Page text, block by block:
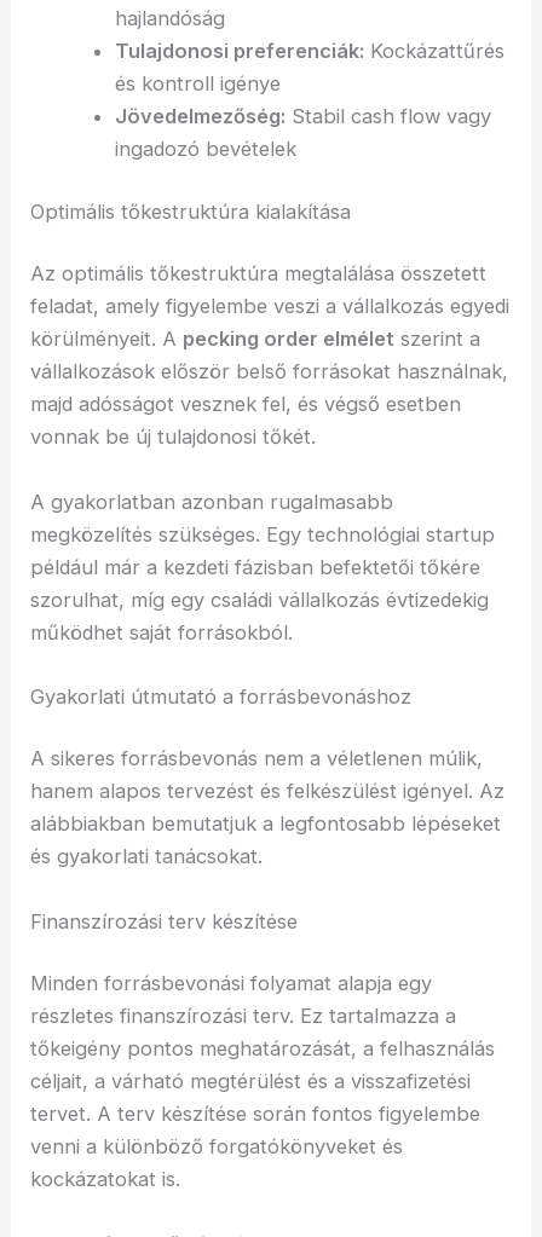
hajlandóság
Tulajdonosi preferenciák: Kockázattűrés
és kontroll igénye
Jövedelmezőség: Stabil cash flow vagy
ingadozó bevételek
Optimális tőkestruktúra kialakítása
Az optimális tőkestruktúra megtalálása összetett
feladat, amely figyelembe veszi a vállalkozás egyedi
körülményeit. A pecking order elmélet szerint a
vállalkozások először belső forrásokat használnak,
majd adósságot vesznek fel, és végső esetben
vonnak be új tulajdonosi tőkét.
A gyakorlatban azonban rugalmasabb
megközelítés szükséges. Egy technológiai startup
például már a kezdeti fázisban befektetői tőkére
szorulhat, míg egy családi vállalkozás évtizedekig
működhet saját forrásokból.
Gyakorlati útmutató a forrásbevonáshoz
A sikeres forrásbevonás nem a véletlenen múlik,
hanem alapos tervezést és felkészülést igényel. Az
alábbiakban bemutatjuk a legfontosabb lépéseket
és gyakorlati tanácsokat.
Finanszírozási terv készítése
Minden forrásbevonási folyamat alapja egy
részletes finanszírozási terv. Ez tartalmazza a
tőkeigény pontos meghatározását, a felhasználás
céljait, a várható megtérülést és a visszafizetési
tervet. A terv készítése során fontos figyelembe
venni a különböző forgatókönyveket és
kockázatokat is.